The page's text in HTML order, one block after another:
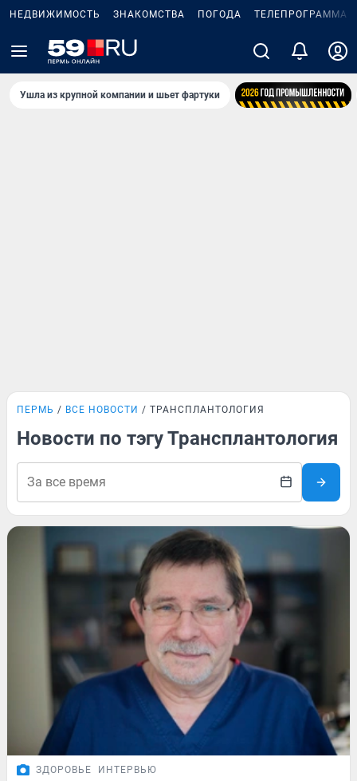
НЕДВИЖИМОСТЬ ЗНАКОМСТВА ПОГОДА ТЕЛЕПРОГРАММА
Ушла из крупной компании и шьет фартуки
ПЕРМЬ ВСЕ НОВОСТИ ТРАНСПЛАНТОЛОГИЯ
Новости по тэгу Трансплантология
ЗДОРОВЬЕ ИНТЕРВЬЮ